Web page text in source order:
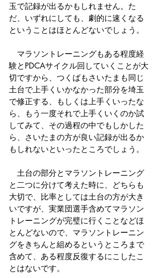
玉で記録が出るかもしれません。た
だ、いずれにしても、劇的に速くなる
ということはほとんどないでしょう。
マラソントレーニングもある程度経
験とPDCAサイクル回していくことが大
切ですから、つくばもさいたまも同じ
土台で上手くいかなかった部分を埼玉
で修正する、もしくは上手くいったな
ら、もう一度それで上手くいくのか試
してみて、その過程の中でもしかした
ら、さいたまの方が良い記録が出るか
もしれないといったところでしょう。
土台の部分とマラソントレーニング
と二つに分けて考えた時に、どちらも
大切で、比率としては土台の方が大き
いですが、実業団選手含めてマラソン
トレーニングが完璧に行くことなどほ
とんどないので、マラソントレーニン
グをきちんと組めるというところまで
含めて、ある程度反復するにこしたこ
とはないです。